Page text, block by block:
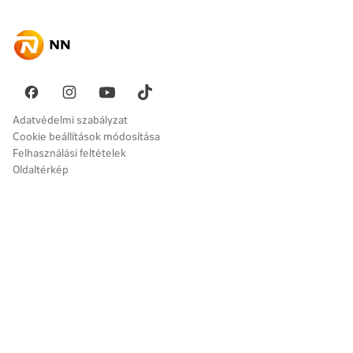
Fenntarthatóság
Pénzügyi navigátor
Nyugdíj
Vállalati megoldások
Akadálymentesség
Ügyintézés
Panaszkezelés
Adatvédelmi szabályzat
Cookie beállítások módosítása
Felhasználási feltételek
Oldaltérkép